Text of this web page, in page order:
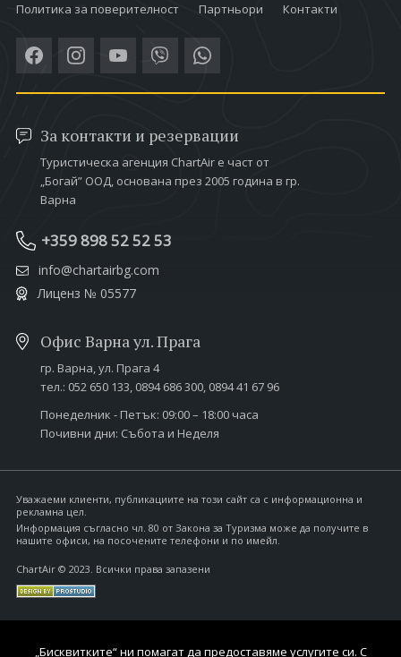
Политика за поверителност
Партньори Контакти
За контакти и резервации
Туристическа агенция ChartAir е част от
„Богай” ООД, основана през 2005 година в гр.
Варна
+359 898 52 52 53
info@chartairbg.com
Лиценз № 05577
Офис Варна ул. Прага
гр. Варна,ул. Прага 4
тел.: 052 650 133, 0894 686 300, 0894 41 67 96
Понеделник - Петък: 09:00 – 18:00 часа
Почивни дни: Събота и Неделя
Уважаеми клиенти, публикациите на този сайт са с информационна и
рекламна цел.
Информация съгласно чл. 80 от Закона за Туризма може да получите в
нашите офиси, на посочените телефони и по имейл.
ChartAir © 2023. Всички права запазени
„Бисквитките“ ни помагат да предоставяме услугите си. С